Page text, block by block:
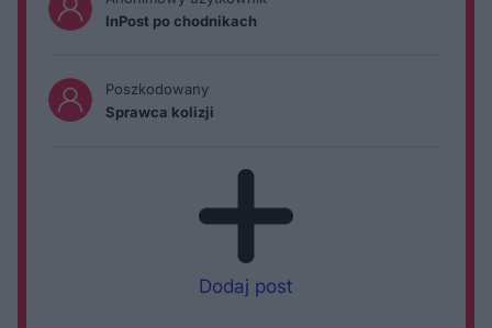
InPost po chodnikach
Poszkodowany
Sprawca kolizji
Dodaj post